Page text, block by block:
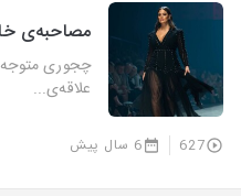
مصاحبه‌ی
چجوری
علاقه‌ی...
627 6 سال پیش